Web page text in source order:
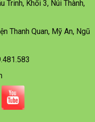
Trinh, Khối 3, Núi Thành,
Thanh Quan, Mỹ An, Ngũ